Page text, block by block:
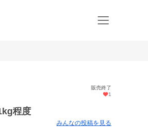
販売終了
1
程度
みんなの投稿を見る